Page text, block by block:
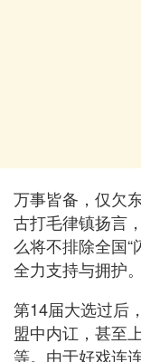
万事皆备，仅欠
古打毛律镇扬言
么将不排除全国“
全力支持与拥护。
第14届大选过后
盟中内讧，甚至
等。由于好戏连